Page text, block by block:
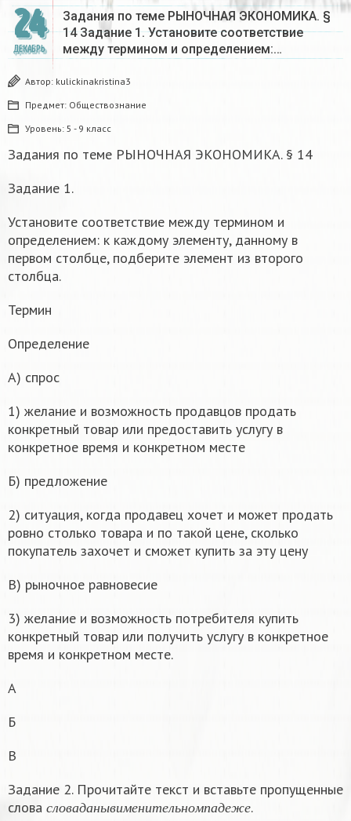
24
ДЕКАБРЬ
Задания по теме РЫНОЧНАЯ ЭКОНОМИКА. §
14 Задание 1. Установите соответствие
между термином и определением:…
Автор: kulickinakristina3
Предмет: Обществознание
Уровень: 5 - 9 класс
Задания по теме РЫНОЧНАЯ ЭКОНОМИКА. § 14
Задание 1.
Установите соответствие между термином и
определением: к каждому элементу, данному в
первом столбце, подберите элемент из второго
столбца.
Термин
Определение
А) спрос
1) желание и возможность продавцов продать
конкретный товар или предоставить услугу в
конкретное время и конкретном месте
Б) предложение
2) ситуация, когда продавец хочет и может продать
ровно столько товара и по такой цене, сколько
покупатель захочет и сможет купить за эту цену
В) рыночное равновесие
3) желание и возможность потребителя купить
конкретный товар или получить услугу в конкретное
время и конкретном месте.
А
Б
В
Задание 2. Прочитайте текст и вставьте пропущенные
слова
сл о в а д а н ыв име н и т ел ьн омп а д е ж е
сл оваданывим енит ельномпа деже
.